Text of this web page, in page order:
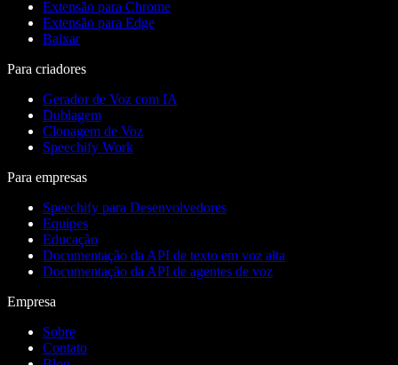
Extensão para Chrome
Extensão para Edge
Baixar
Para criadores
Gerador de Voz com IA
Dublagem
Clonagem de Voz
Speechify Work
Para empresas
Speechify para Desenvolvedores
Equipes
Educação
Documentação da API de texto em voz alta
Documentação da API de agentes de voz
Empresa
Sobre
Contato